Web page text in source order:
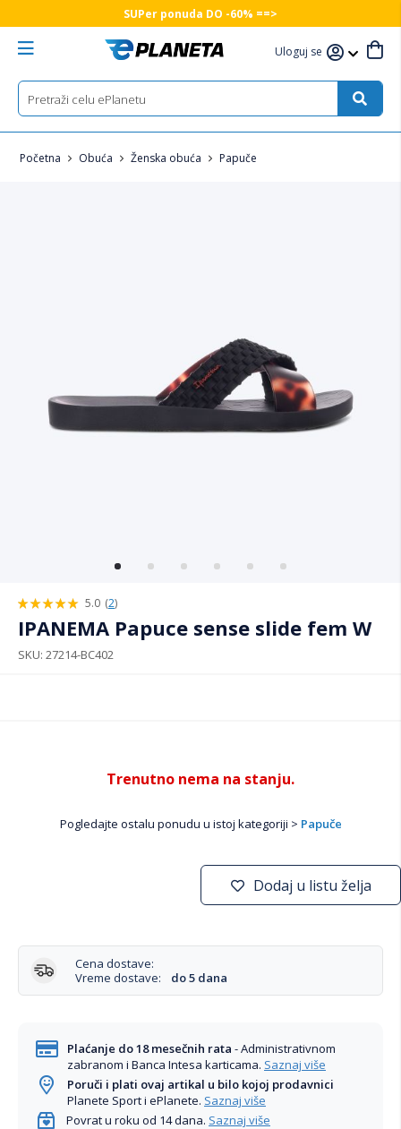
SUPer ponuda DO -60% ==>
Uloguj se
Početna Obuća Ženska obuća Papuče
5.0 (2)
IPANEMA Papuce sense slide fem W
SKU 27214-BC402
Trenutno nema na stanju.
Pogledajte ostalu ponudu u istoj kategoriji > Papuče
Dodaj u listu želja
Cena dostave:
Vreme dostave:
do 5 dana
Plaćanje do 18 mesečnih rata - Administrativnom
zabranom i Banca Intesa karticama. Saznaj više
Poruči i plati ovaj artikal u bilo kojoj prodavnici
Planete Sport i ePlanete. Saznaj više
Povrat u roku od 14 dana. Saznaj više